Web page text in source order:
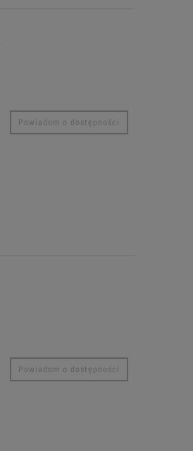
Powiadom o dostępności
Powiadom o dostępności